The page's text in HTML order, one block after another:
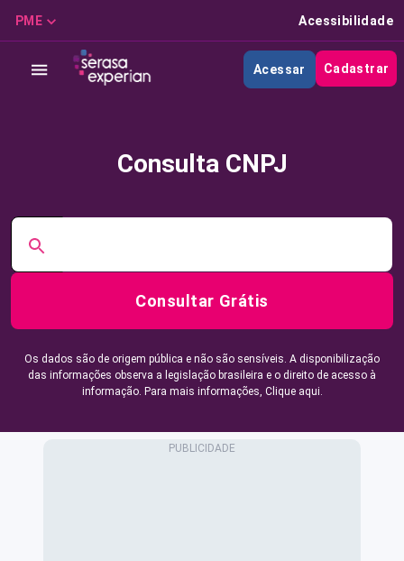
PME Acessibilidade
Acessar Cadastrar
Consulta CNPJ
Consultar Grátis
Os dados são de origem pública e não são sensíveis. A disponibilização
das informações observa a legislação brasileira e o direito de acesso à
informação. Para mais informações, Clique aqui.